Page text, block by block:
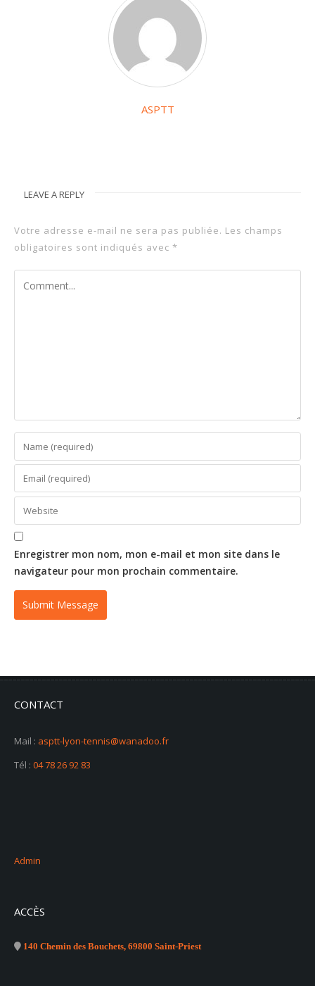
ASPTT
LEAVE A REPLY
Votre adresse e-mail ne sera pas publiée. Les champs
obligatoires sont indiqués avec *
Enregistrer mon nom, mon e-mail et mon site dans le
navigateur pour mon prochain commentaire.
CONTACT
Mail : asptt-lyon-tennis@wanadoo.fr
Tél : 04 78 26 92 83
Admin
ACCÈS
140 Chemin des Bouchets, 69800 Saint-Priest